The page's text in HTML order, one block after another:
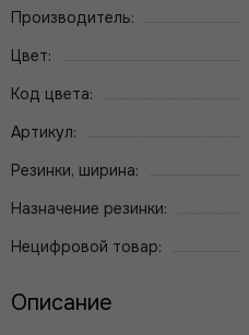
Производитель:
Цвет:
Код цвета:
Артикул:
Резинки, ширина:
Назначение резинки:
Нецифровой товар:
Описание